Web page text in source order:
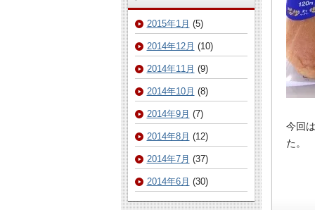
今回
た。
2015年1月 (5)
2014年12月 (10)
2014年11月 (9)
2014年10月 (8)
2014年9月 (7)
2014年8月 (12)
2014年7月 (37)
2014年6月 (30)